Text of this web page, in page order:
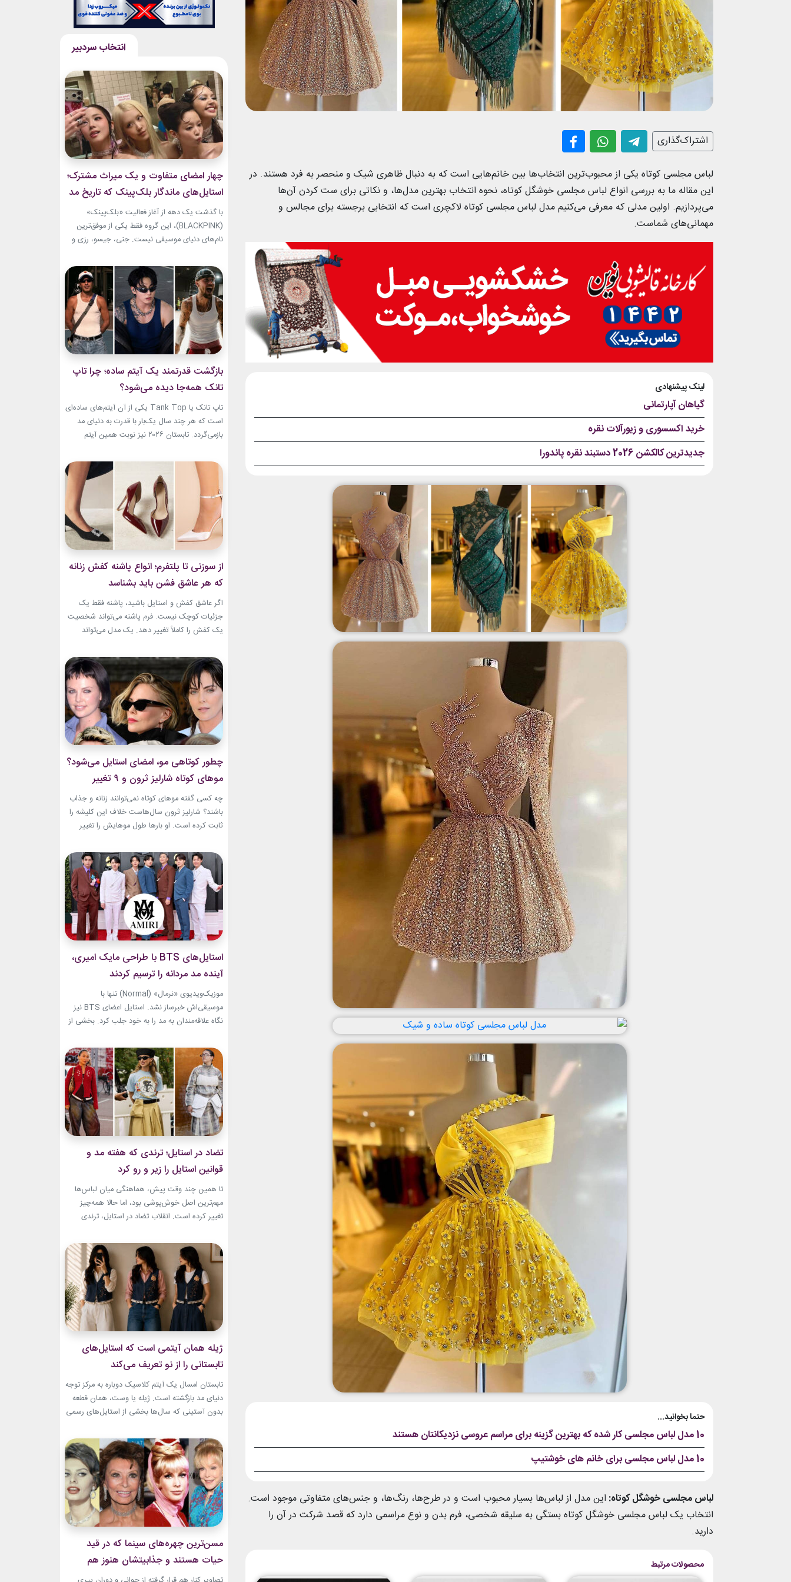
اشتراک‌گذاری
لباس مجلسی کوتاه یکی از محبوب‌ترین انتخاب‌ها بین خانم‌هایی است که به دنبال ظاهری شیک و منحصر به فرد هستند. در
این مقاله ما به بررسی انواع لباس مجلسی خوشگل کوتاه، نحوه انتخاب بهترین مدل‌ها، و نکاتی برای ست کردن آن‌ها
می‌پردازیم. اولین مدلی که معرفی می‌کنیم مدل لباس مجلسی کوتاه لاکچری است که انتخابی برجسته برای مجالس و
مهمانی‌های شماست.
لینک پیشنهادی
گیاهان آپارتمانی
خرید اکسسوری و زیورآلات نقره
جدیدترین کالکشن 2026 دستبند نقره پاندورا
حتما بخوانید...
10 مدل لباس مجلسی کار شده که بهترین گزینه برای مراسم عروسی نزدیکانتان هستند
10 مدل لباس مجلسی برای خانم های خوشتیپ
لباس مجلسی خوشگل کوتاه: این مدل از لباس‌ها بسیار محبوب است و در طرح‌ها، رنگ‌ها، و جنس‌های متفاوتی موجود است.
انتخاب یک لباس مجلسی خوشگل کوتاه بستگی به سلیقه شخصی، فرم بدن و نوع مراسمی دارد که قصد شرکت در آن را
دارید.
محصولات مرتبط
چهار امضای متفاوت و یک میراث مشترک؛
استایل‌های ماندگار بلک‌پینک که تاریخ مد
کی‌پاپ را ساختند
با گذشت یک دهه از آغاز فعالیت «بلک‌پینک»
(BLACKPINK)، این گروه فقط یکی از موفق‌ترین
نام‌های دنیای موسیقی نیست. جنی، جیسو، رزی و
دنیای مد نیز تبدیل شده‌اند. آن‌ها بارها مرز میان
موسیقی و فشن را از بین برده‌اند. لباس‌هایشان در
کنسرت‌ها، موزیک‌ویدئوها و مراسم‌های مهم
جهانی،...
بازگشت قدرتمند یک آیتم ساده؛ چرا تاپ
تانک همه‌جا دیده می‌شود؟
تاپ تانک یا Tank Top یکی از آن آیتم‌های ساده‌ای
است که هر چند سال یک‌بار با قدرت به دنیای مد
بازمی‌گردد. تابستان ۲۰۲۶ نیز نوبت همین آیتم
راحتی نیستند. آن‌ها به بخشی از استایل شهری،
کافه‌ای و حتی استایل‌های لوکس تبدیل شده‌اند.
جدیدترین استایل نوید محمدزاده...
از سوزنی تا پلتفرم؛ انواع پاشنه کفش زنانه
که هر عاشق فشن باید بشناسد
اگر عاشق کفش و استایل باشید، پاشنه فقط یک
جزئیات کوچک نیست. فرم پاشنه می‌تواند شخصیت
یک کفش را کاملاً تغییر دهد. یک مدل می‌تواند
مدرن یا حتی کاملاً ساختارشکن به نظر برسد.
شناخت انواع پاشنه کفش زنانه انتخاب را
هوشمندانه‌تر می‌کند. هر پاشنه روی فرم کفش،...
چطور کوتاهی مو، امضای استایل می‌شود؟
موهای کوتاه شارلیز ثرون و ۹ تغییر
جسورانه
چه کسی گفته موهای کوتاه نمی‌توانند زنانه و جذاب
باشند؟ شارلیز ثرون سال‌هاست خلاف این کلیشه را
ثابت کرده است. او بارها طول موهایش را تغییر
است. از مدل‌های بسیار کوتاه تا فرم‌های ساختاریافته،
هر تغییر برای او به یک اتفاق فشن تبدیل شده
است.لینک پیشنهادیگیاهان...
استایل‌های BTS با طراحی مایک امیری،
آینده مد مردانه را ترسیم کردند
موزیک‌ویدیوی «نرمال» (Normal) تنها با
موسیقی‌اش خبرساز نشد. استایل اعضای BTS نیز
نگاه علاقه‌مندان به مد را به خود جلب کرد. بخشی از
به طراح آمریکاییِ ایرانی‌تبار، مایک امیری، انتخاب
شده بود. جسارت در استایل‌های امیری BTS همان
ویژگی مشترکی است که در تمام این اوت‌فیت‌ها
دیده...
تضاد در استایل؛ ترندی که هفته مد و
قوانین استایل را زیر و رو کرد
تا همین چند وقت پیش، هماهنگی میان لباس‌ها
مهم‌ترین اصل خوش‌پوشی بود، اما حالا همه‌چیز
تغییر کرده است. انقلاب تضاد در استایل، ترندی
و بسیاری از رسانه‌های معتبر مد از آن به‌عنوان یکی از
مهم‌ترین نوآوری‌های دنیای فشن یاد می‌کنند. این
رویکرد، قرار نیست فقط یک...
ژیله همان آیتمی است که استایل‌های
تابستانی را از نو تعریف می‌کند
تابستان امسال یک آیتم کلاسیک دوباره به مرکز توجه
دنیای مد بازگشته است. ژیله یا وست، همان قطعه
بدون آستینی که سال‌ها بخشی از استایل‌های رسمی
روزمره شده است. استایل تابستانی با ژیله زنانه به
یکی از ترندهای محبوب فصل تبدیل شده؛ چون هم
ظاهری شیک...
مسن‌ترین چهره‌های سینما که در قید
حیات هستند و جذابیتشان هنوز هم
باقیست!